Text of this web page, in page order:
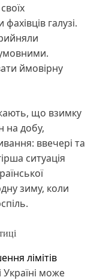
галузі.
ймовірну
що взимку
на добу,
ввечері та
ситуація
зиму, коли
лімітів
Україні може